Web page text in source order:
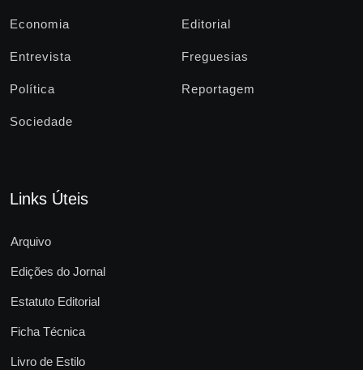
Economia Editorial
Entrevista Freguesias
Política Reportagem
Sociedade
Links Úteis
Arquivo
Edições do Jornal
Estatuto Editorial
Ficha Técnica
Livro de Estilo